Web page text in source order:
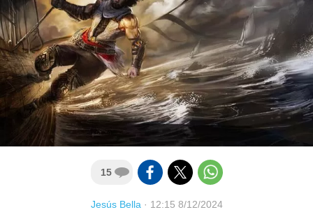
15
Jesús Bella· 12:15 8/12/2024